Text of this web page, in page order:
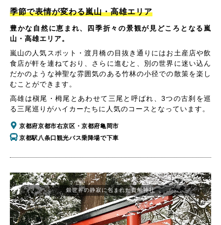
季節で表情が変わる嵐山・高雄エリア
豊かな自然に恵まれ、四季折々の景観が見どころとなる嵐
山・高雄エリア。
嵐山の人気スポット・渡月橋の目抜き通りにはお土産店や飲
食店が軒を連ねており、さらに進むと、別の世界に迷い込ん
だかのような神聖な雰囲気のある竹林の小径での散策を楽し
むことができます。
高雄は槇尾・栂尾とあわせて三尾と呼ばれ、3つの古刹を巡
る三尾巡りがハイカーたちに人気のコースとなっています。
京都府京都市右京区・京都府亀岡市
京都駅八条口観光バス乗降場で下車
銀世界の静寂に包まれた貴船神社